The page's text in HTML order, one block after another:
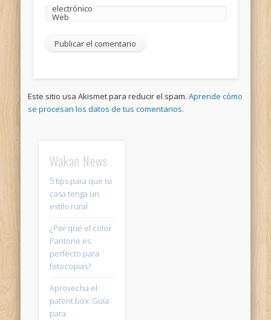
electrónico
Web
Este sitio usa Akismet para reducir el spam.Aprende cómo
se procesan los datos de tus comentarios.
Wakan News
5 tips para que tu
casa tenga un
estilo rural
¿Por qué el color
Pantone es
perfecto para
fotocopias?
Aprovecha el
patent box: Guía
para